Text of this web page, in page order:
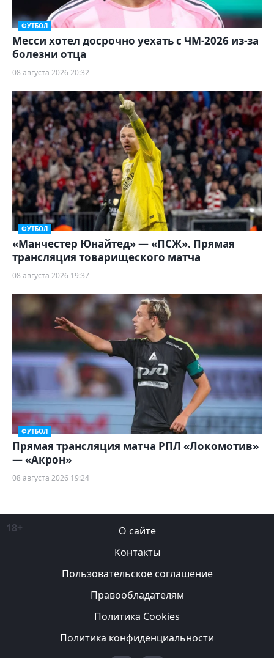
ФУТБОЛ
Месси хотел досрочно уехать с ЧМ-2026 из-за
болезни отца
08 августа 2026 20:32
ФУТБОЛ
«Манчестер Юнайтед» — «ПСЖ». Прямая
трансляция товарищеского матча
08 августа 2026 19:37
ФУТБОЛ
Прямая трансляция матча РПЛ «Локомотив»
— «Акрон»
08 августа 2026 19:24
18+
О сайте
Контакты
Пользовательское соглашение
Правообладателям
Политика Cookies
Политика конфиденциальности